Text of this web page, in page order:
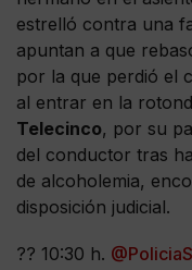
estrelló contra una
apuntan a que
por la que perdió el
al entrar en la
Telecinco, por su
del conductor tras
de alcoholemia,
disposición judicial.
?? 10:30 h.